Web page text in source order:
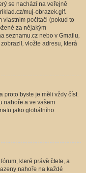
se nachází na veřejně
muj-obrazek.gif.
vlastním počítači (pokud to
za nějakým
seznamu.cz nebo v Gmailu,
vložte adresu, která
proto byste je měli vždy číst.
nahoře a ve vašem
jako globálního
které právě čtete, a
nahoře na každé